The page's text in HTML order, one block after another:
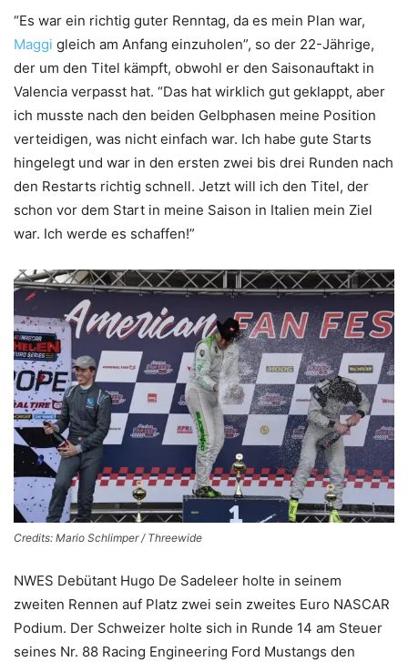
“Es war ein richtig guter Renntag, da es mein Plan war,
Maggi gleich am Anfang einzuholen”, so der 22-Jährige,
der um den Titel kämpft, obwohl er den Saisonauftakt in
Valencia verpasst hat. “Das hat wirklich gut geklappt, aber
ich musste nach den beiden Gelbphasen meine Position
verteidigen, was nicht einfach war. Ich habe gute Starts
hingelegt und war in den ersten zwei bis drei Runden nach
den Restarts richtig schnell. Jetzt will ich den Titel, der
schon vor dem Start in meine Saison in Italien mein Ziel
war. Ich werde es schaffen!”
Credits: Mario Schlimper / Threewide
NWES Debütant Hugo De Sadeleer holte in seinem
zweiten Rennen auf Platz zwei sein zweites Euro NASCAR
Podium. Der Schweizer holte sich in Runde 14 am Steuer
seines Nr. 88 Racing Engineering Ford Mustangs den